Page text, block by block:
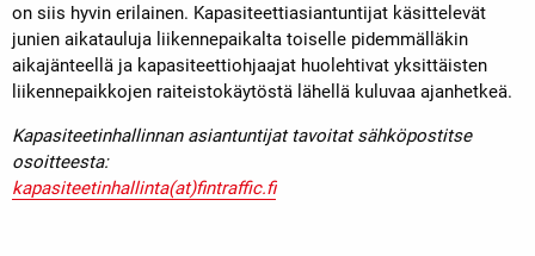
on siis hyvin erilainen. Kapasiteettiasiantuntijat käsittelevät
junien aikatauluja liikennepaikalta toiselle pidemmälläkin
aikajänteellä ja kapasiteettiohjaajat huolehtivat yksittäisten
liikennepaikkojen raiteistokäytöstä lähellä kuluvaa ajanhetkeä.
Kapasiteetinhallinnan asiantuntijat tavoitat sähköpostitse
osoitteesta:
kapasiteetinhallinta(at)fintraffic.fi